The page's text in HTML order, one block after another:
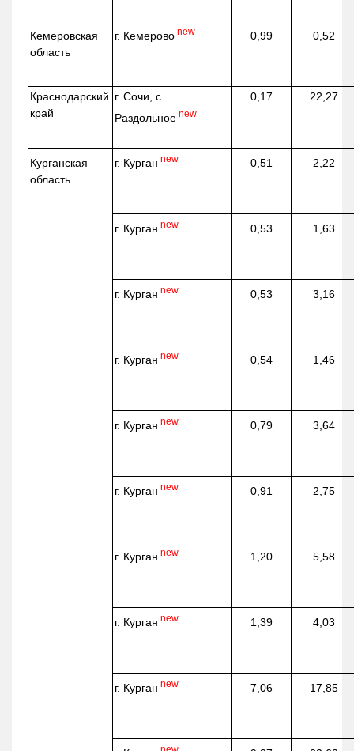
Кемеровская
область
г. Кемерово new 0,99 0,52
Краснодарский
край
г. Сочи, с.
Раздольное new
0,17 22,27
Курганская
область
г. Курган new 0,51 2,22
г. Курган new 0,53 1,63
г. Курган new 0,53 3,16
г. Курган new 0,54 1,46
г. Курган new 0,79 3,64
г. Курган new 0,91 2,75
г. Курган new 1,20 5,58
г. Курган new 1,39 4,03
г. Курган new 7,06 17,85